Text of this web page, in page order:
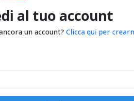
al tuo account
un account? Clicca qui per